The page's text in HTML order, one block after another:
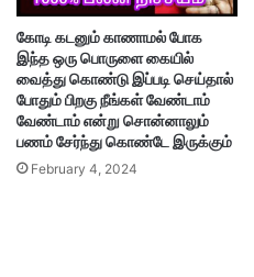
கோடி கடனும் காணாமல் போக
இந்த ஒரு பொருளை கையில்
வைத்து கொண்டு இப்படி செய்தால்
போதும் பிறகு நீங்கள் வேண்டாம்
வேண்டாம் என்று சொன்னாலும்
பணம் சேர்ந்து கொண்டே இருக்கும்
February 4, 2024